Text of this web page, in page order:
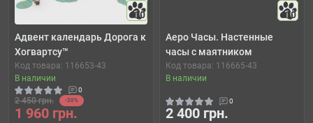
10
Адвент календарь Дорога к
Хогвартсу™
Код товара: 116653-43
В наличии
0
2 450 грн. -20%
1 960 грн.
10
Аеро Часы. Настенные
часы с маятником
Код товара: 116665-43
В наличии
0
2 400 грн.